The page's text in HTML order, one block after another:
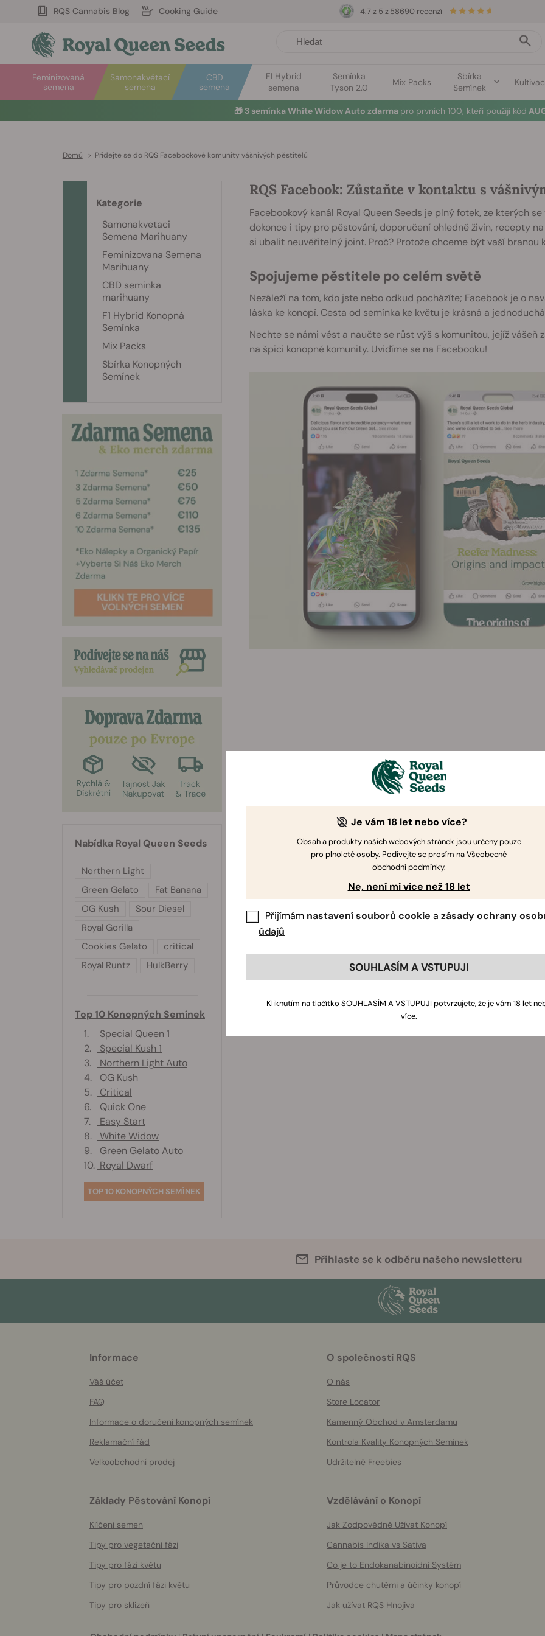
RQS Cannabis Blog Cooking Guide
Samonakvétací
semena
Feminizovaná
semena
CBD
semena
F1 Hybrid
semena
Semínka
Tyson 2.0
Mix Packs
Sbírka
Semínek
4.7 z 5 z58690 recenzí
🎁 3 semínka White Widow Auto zdarma pro prvních 100, kteří použijí kód
Domů > Přidejte se do RQS Facebookové komunity vášnivých pěstitelů
RQS Facebook: Zůstaňte v kontaktu s
Facebookový kanál Royal Queen Seeds je plný fotek, ze kterých
dokonce i tipy pro pěstování, doporučení ohledně živin, recepty
si ubalit neuvěřitelný joint. Proč? Protože chceme být vaší branou
Spojujeme pěstitele po celém světě
Nezáleží na tom, kdo jste nebo odkud pocházíte; Facebook je o
láska ke konopí. Cesta od semínka ke květu je krásná a
Nechte se námi vést a naučte se růst výš s komunitou, jejíž vášeň
na špici konopné komunity. Uvidíme se na Facebooku!
Kategorie
Samonakvetaci
Semena Marihuany
Feminizovana Semena
Marihuany
CBD seminka
marihuany
F1 Hybrid Konopná
Semínka
Mix Packs
Sbírka Konopných
Semínek
Nabídka Royal Queen Seeds
Northern Light
Green Gelato
Fat Banana
OG Kush
Sour Diesel
Royal Gorilla
Cookies Gelato
critical
Royal Runtz
HulkBerry
Top 10 Konopných Semínek
1.
Special Queen 1
2.
Special Kush 1
3.
Northern Light Auto
4.
OG Kush
5.
Critical
6.
Quick One
7.
Easy Start
8.
White Widow
9.
Green Gelato Auto
10. Royal Dwarf
TOP 10 KONOPNÝCH SEMÍNEK
Přihlaste se k odběru našeho newsletteru
Informace
Váš účet
FAQ
Informace o doručení konopných semínek
Reklamační řád
Velkoobchodní prodej
O společnosti RQS
O nás
Store Locator
Kamenný Obchod v Amsterdamu
Kontrola Kvality Konopných Semínek
Udržitelné Freebies
Základy Pěstování Konopí
Klíčení semen
Tipy pro vegetační fázi
Tipy pro fázi květu
Tipy pro pozdní fázi květu
Tipy pro sklizeň
Vzdělávání o Konopí
Jak Zodpovědně Užívat Konopí
Cannabis Indika vs Sativa
Co je to Endokanabinoidní Systém
Průvodce chutěmi a účinky konopí
Jak užívat RQS Hnojiva
Je vám 18 let nebo více?
Obsah a produkty našich webových stránek jsou určeny pouze
pro plnoleté osoby. Podívejte se prosím na Všeobecné
obchodní podmínky.
Ne, není mi více než 18 let
Přijímám nastavení souborů cookie a zásady ochrany
údajů
SOUHLASÍM A VSTUPUJI
Kliknutím na tlačítko SOUHLASÍM A VSTUPUJI potvrzujete, že je vám 18 let
více.